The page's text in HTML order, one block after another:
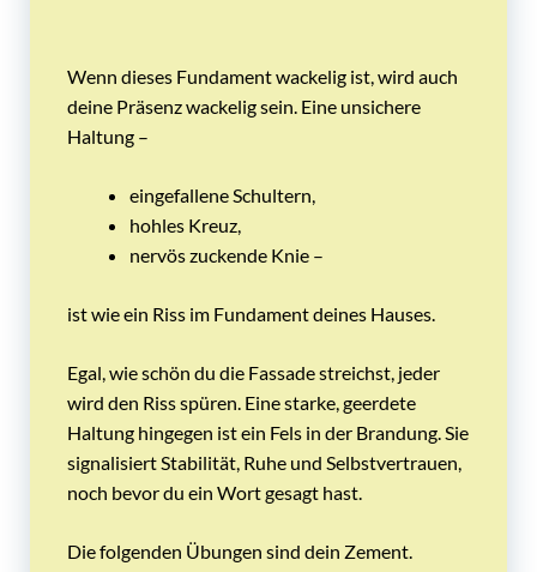
Wenn dieses Fundament wackelig ist, wird auch
deine Präsenz wackelig sein. Eine unsichere
Haltung –
eingefallene Schultern,
hohles Kreuz,
nervös zuckende Knie –
ist wie ein Riss im Fundament deines Hauses.
Egal, wie schön du die Fassade streichst, jeder
wird den Riss spüren. Eine starke, geerdete
Haltung hingegen ist ein Fels in der Brandung. Sie
signalisiert Stabilität, Ruhe und Selbstvertrauen,
noch bevor du ein Wort gesagt hast.
Die folgenden Übungen sind dein Zement.